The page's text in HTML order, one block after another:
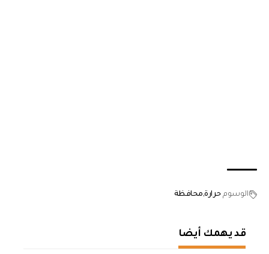
الوسوم حرارة محافظة
قد يهمك أيضا